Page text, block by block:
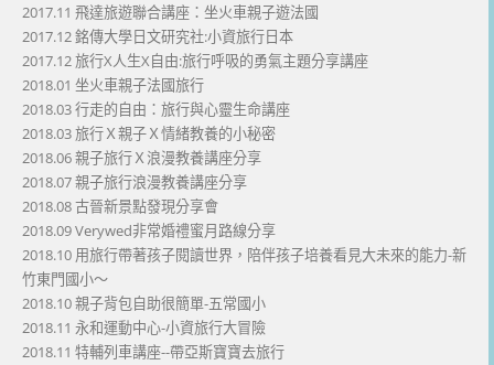
2017.11 飛達旅遊聯合講座：坐火車親子遊法國
2017.12 銘傳大學日文研究社:小資旅行日本
2017.12 旅行X人生X自由:旅行呼吸的勇氣主題分享講座
2018.01 坐火車親子法國旅行
2018.03 行走的自由：旅行與心靈生命講座
2018.03 旅行Ｘ親子Ｘ情緒教養的小秘密
2018.06 親子旅行Ｘ浪漫教養講座分享
2018.07 親子旅行浪漫教養講座分享
2018.08 古晉新景點發現分享會
2018.09 Verywed非常婚禮蜜月路線分享
2018.10 用旅行帶著孩子閱讀世界，陪伴孩子培養看見大未來的能力-新
竹東門國小～
2018.10 親子背包自助很簡單-五常國小
2018.11 永和運動中心-小資旅行大冒險
2018.11 特輔列車講座--帶亞斯寶寶去旅行